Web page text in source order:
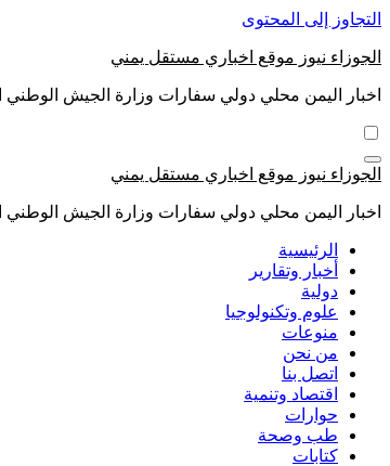
التجاوز إلى المحتوى
الجوزاء نيوز موقع اخباري مستقل يمني
اخبار اليمن محلي دولي سفارات وزارة الجيش الوطني
الجوزاء نيوز موقع اخباري مستقل يمني
اخبار اليمن محلي دولي سفارات وزارة الجيش الوطني
الرئيسية
أخبار وتقارير
دولية
علوم وتكنولوجيا
منوعات
من نحن
اتصل بنا
اقتصاد وتنمية
حوارات
طب وصحة
كتابات